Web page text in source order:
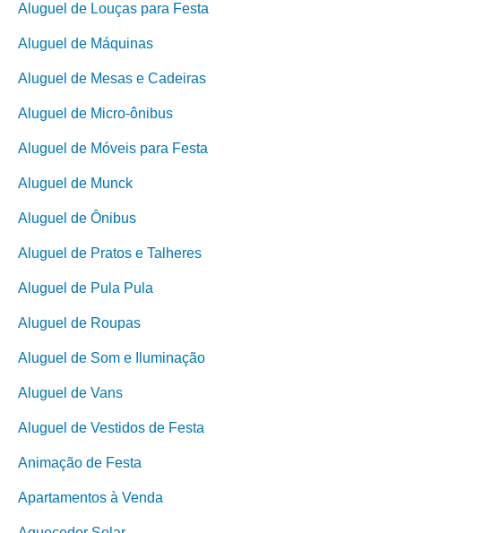
Aluguel de Louças para Festa
Aluguel de Máquinas
Aluguel de Mesas e Cadeiras
Aluguel de Micro-ônibus
Aluguel de Móveis para Festa
Aluguel de Munck
Aluguel de Ônibus
Aluguel de Pratos e Talheres
Aluguel de Pula Pula
Aluguel de Roupas
Aluguel de Som e Iluminação
Aluguel de Vans
Aluguel de Vestidos de Festa
Animação de Festa
Apartamentos à Venda